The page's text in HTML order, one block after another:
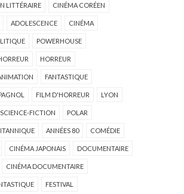
LITTÉRAIRE CINÉMA CORÉEN
ADOLESCENCE CINÉMA
POWERHOUSE
HORREUR
FANTASTIQUE
FILM D'HORREUR LYON
SCIENCE-FICTION POLAR
ANNÉES 80 COMÉDIE
CINÉMA JAPONAIS DOCUMENTAIRE
CINÉMA DOCUMENTAIRE
FESTIVAL